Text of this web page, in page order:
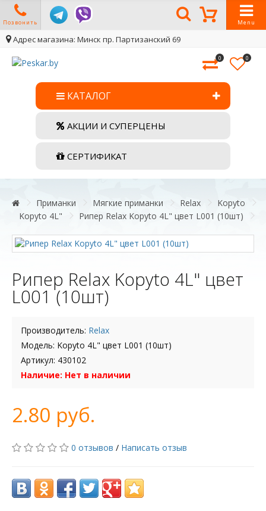
Позвонить Menu
Адрес магазина: Минск пр. Партизанский 69
0 0
КАТАЛОГ
АКЦИИ И СУПЕРЦЕНЫ
СЕРТИФИКАТ
Приманки Мягкие приманки Relax
Kopyto
Kopyto 4L"
Рипер Relax Kopyto 4L" цвет L001 (10шт)
Рипер Relax Kopyto 4L" цвет
L001 (10шт)
Производитель: Relax
Модель: Kopyto 4L" цвет L001 (10шт)
Артикул: 430102
Наличие: Нет в наличии
2.80 руб.
0 отзывов / Написать отзыв